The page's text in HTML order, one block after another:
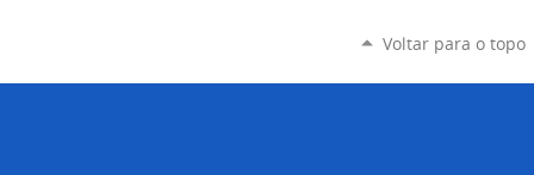
Voltar para o topo